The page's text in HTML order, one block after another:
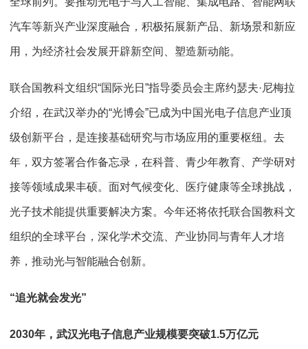
汽车等新兴产业深度融合，积极拓展新产品、新场景和新应
用，为经济社会发展开辟新空间、塑造新动能。
联合国教科文组织“国际光日”指导委员会主席约瑟夫·尼梅拉
介绍，在武汉举办的“光博会”已成为中国光电子信息产业顶
级创新平台，是连接基础研究与市场应用的重要枢纽。去
年，双方签署合作备忘录，在科普、青少年教育、产学研对
接等领域成果丰硕。面对气候变化、医疗健康等全球挑战，
光子技术能提供重要解决方案。今年还将依托联合国教科文
组织的全球平台，深化学术交流、产业协同与青年人才培
养，推动光与智能融合创新。
“追光就会发光”
2030年，武汉光电子信息产业规模要突破1.5万亿元